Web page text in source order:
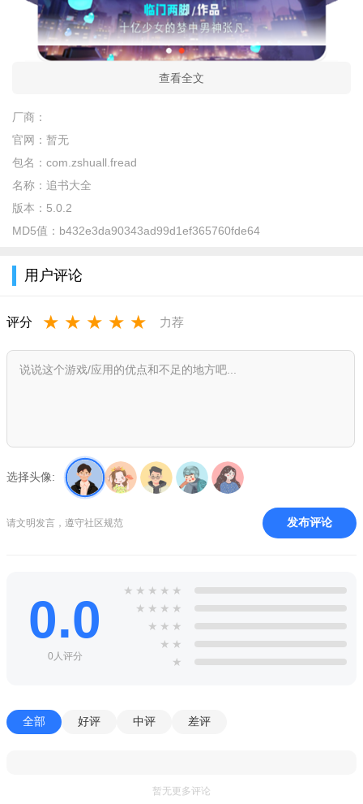
入书架”添加至对应书架，点击“开始阅读”进入阅读界面。
查看全文
厂商：
官网： 暂无
包名： com.zshuall.fread
名称： 追书大全
版本： 5.0.2
MD5值： b432e3da90343ad99d1ef365760fde64
用户评论
评分 ★ ★ ★ ★ ★ 力荐
选择头像:
请文明发言，遵守社区规范 发布评论
0.0
0人评分
★ ★ ★ ★ ★
★ ★ ★ ★
★ ★ ★
★ ★
★
全部 好评 中评 差评
暂无更多评论